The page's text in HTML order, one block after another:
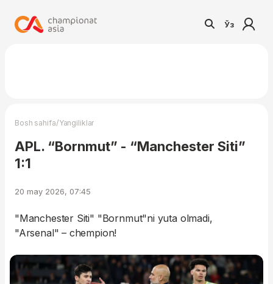
Ўз
Bosh sahifa/Yangiliklar
APL. “Bornmut” - “Manchester Siti”
1:1
20 may 2026, 07:45
"Manchester Siti" "Bornmut"ni yuta olmadi,
"Arsenal" – chempion!